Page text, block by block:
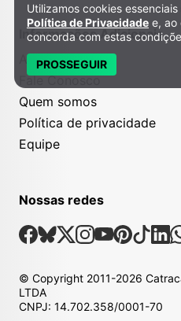
Informações Adicionais
Anuncie
Fale Conosco
Quem somos
Política de privacidade
Equipe
Nossas redes
Nossas Redes Sociais
Facebook
Bsky
X Instagram
Youtube
© Copyright 2011-2026
LTDA
CNPJ: 14.702.358/0001-70
Política de Privacidade e
Utilizamos cookies
Política de Privacidade e, ao
concorda com estas
PROSSEGUIR